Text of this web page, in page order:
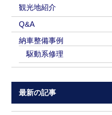
観光地紹介
Q&A
納車整備事例
駆動系修理
最新の記事